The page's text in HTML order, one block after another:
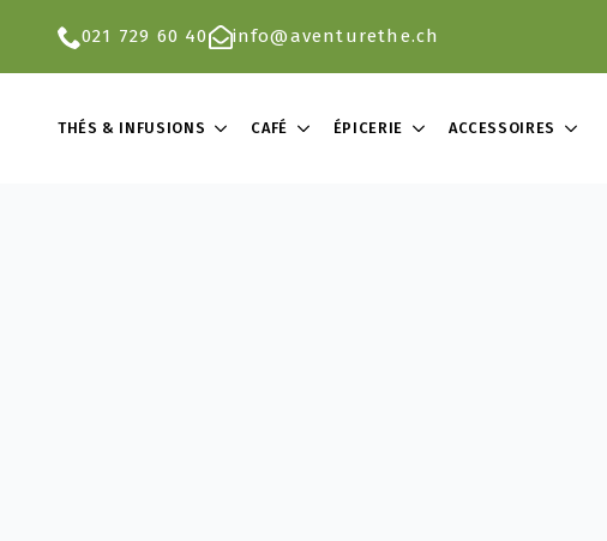
021 729 60 40 info@aventurethe.ch
THÉS & INFUSIONS CAFÉ ÉPICERIE ACCESSOIRES